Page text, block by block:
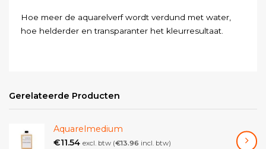
Hoe meer de aquarelverf wordt verdund met water,
hoe helderder en transparanter het kleurresultaat.
Gerelateerde Producten
Aquarelmedium
€11.54 excl. btw (€13.96 incl. btw)